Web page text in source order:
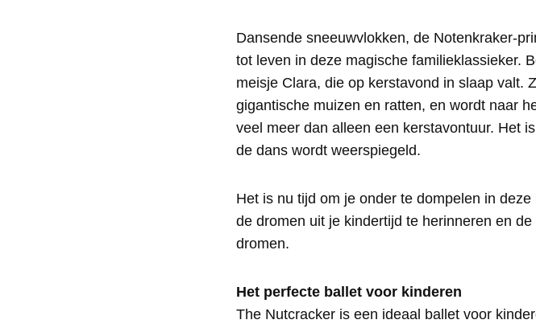
Dansende sneeuwvlokken, de Notenkraker-
tot leven in deze magische familieklassieker.
meisje Clara, die op kerstavond in slaap valt.
gigantische muizen en ratten, en wordt naar
veel meer dan alleen een kerstavontuur. Het
de dans wordt weerspiegeld.
Het is nu tijd om je onder te dompelen in
de dromen uit je kindertijd te herinneren en
dromen.
Het perfecte ballet voor kinderen
The Nutcracker is een ideaal ballet voor